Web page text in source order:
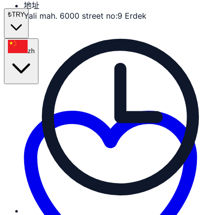
₺TRY
zh
地址
Yali mah. 6000 street no:9 Erdek